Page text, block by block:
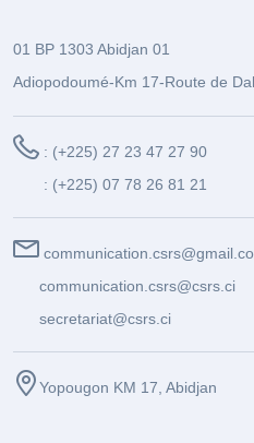
01 BP 1303 Abidjan 01
Adiopodoumé-Km 17-Route de
: (+225) 27 23 47 27 90
: (+225) 07 78 26 81 21
communication.csrs@csrs.ci
secretariat@csrs.ci
Yopougon KM 17, Abidjan